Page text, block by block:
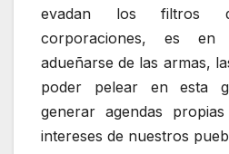
evadan los filtros
corporaciones, es en
adueñarse de las armas,
poder pelear en esta
generar agendas
intereses de nuestros